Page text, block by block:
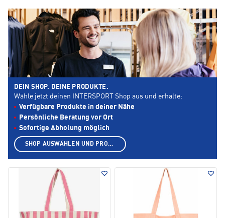
DEIN SHOP. DEINE PRODUKTE.
Wähle jetzt deinen INTERSPORT Shop aus und erhalte:
Verfügbare Produkte in deiner Nähe
Persönliche Beratung vor Ort
Sofortige Abholung möglich
SHOP AUSWÄHLEN UND PRODUKTE ANZEIGEN